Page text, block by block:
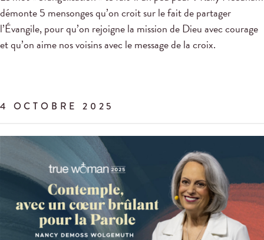
démonte 5 mensonges qu’on croit sur le fait de partager
l’Évangile, pour qu’on rejoigne la mission de Dieu avec courage
et qu’on aime nos voisins avec le message de la croix.
4 OCTOBRE 2025